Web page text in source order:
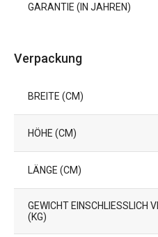
GARANTIE (IN JAHREN)
Verpackung
BREITE (CM)
HÖHE (CM)
LÄNGE (CM)
GEWICHT EINSCHLIESSLICH
KG)